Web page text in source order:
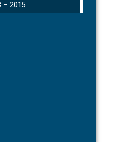
– 2015